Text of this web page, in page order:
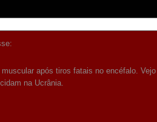
muscular após tiros fatais no encéfalo.
na Ucrânia.